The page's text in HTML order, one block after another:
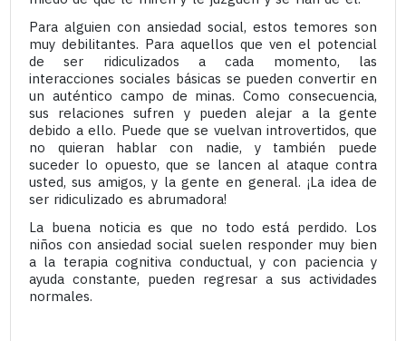
Para alguien con ansiedad social, estos temores son
muy debilitantes. Para aquellos que ven el potencial
de ser ridiculizados a cada momento, las
interacciones sociales básicas se pueden convertir en
un auténtico campo de minas. Como consecuencia,
sus relaciones sufren y pueden alejar a la gente
debido a ello. Puede que se vuelvan introvertidos, que
no quieran hablar con nadie, y también puede
suceder lo opuesto, que se lancen al ataque contra
usted, sus amigos, y la gente en general. ¡La idea de
ser ridiculizado es abrumadora!
La buena noticia es que no todo está perdido. Los
niños con ansiedad social suelen responder muy bien
a la terapia cognitiva conductual, y con paciencia y
ayuda constante, pueden regresar a sus actividades
normales.